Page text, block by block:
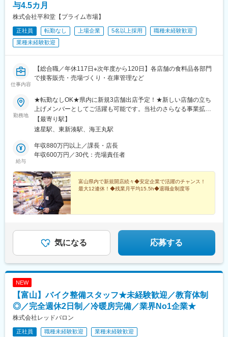
与4.5カ月
株式会社平和堂【プライム市場】
正社員 転勤なし 上場企業 5名以上採用
職種未経験歓迎
業種未経験歓迎
仕事内容
【総合職／年休117日※次年度から120日】各店舗の食料品各部門
で接客販売・売場づくり・在庫管理など
勤務地
★転勤なしOK★県内に新規3店舗出店予定！★新しい店舗の立ち
上げメンバーとしてご活躍も可能です。当社のさらなる事業拡大
に貢献できるポジションで大きなチャンスを掴めます！【富山県
内の各店舗】※限定勤務地採用（転勤なし／お住まいから90分圏
ご希望の場合、転居を伴う異動時は社宅制度を利用できます。＜
勤務地詳細＞【アル・プラザ富山】富山県富山市婦中町下轡田
オープン予定！＞富山県富山市掛尾町※＜仮称＞平和堂アルプラフ
ーズマーケット富山掛尾【アル・プラザ富山】富山県富山市婦中
町下轡田165-1【アル・プラザ小杉】富山県射水市三ヶ2602※受動
喫煙対策：敷地内全面禁煙【富山県で続々出店！】「富山県の地
域住民の方々に、もっと当社の店舗を知っていただき、関係性を
躍のポジションが多数！
【最寄り駅】
速星駅、東新湊駅、海王丸駅
給与
年収880万円以上／課長・店長
年収600万円／30代：売場責任者
富山県内で新規開店続々◆安定企業で活躍のチャンス！
最大12連休！◆残業月平均15.5h◆退職金制度等
気になる 応募する
NEW
【富山】バイク整備スタッフ★未経験歓迎／教育体制
◎／完全週休2日制／冷暖房完備／業界No1企業★
株式会社レッドバロン
正社員 職種未経験歓迎 業種未経験歓迎